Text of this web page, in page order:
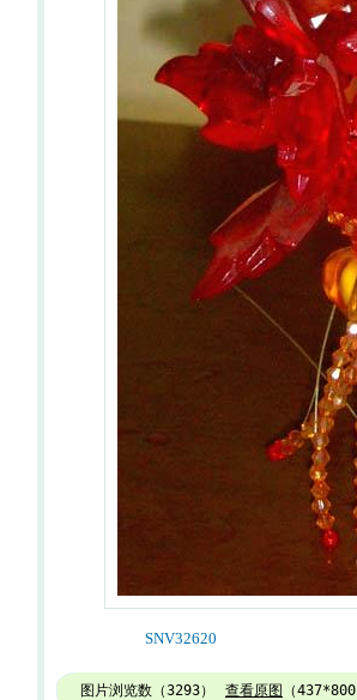
SNV32620
图片浏览数（3293） 查看原图 （437*800